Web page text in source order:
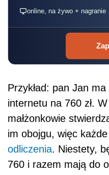
online, na żywo + nagranie
Przykład: pan Jan
internetu na 760 zł.
małżonkowie
im obojgu, więc
odliczenia. Niestety,
760 i razem mają do